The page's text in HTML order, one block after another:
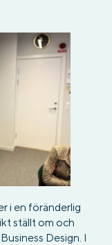
i en föränderlig
ställt om och
Design. I